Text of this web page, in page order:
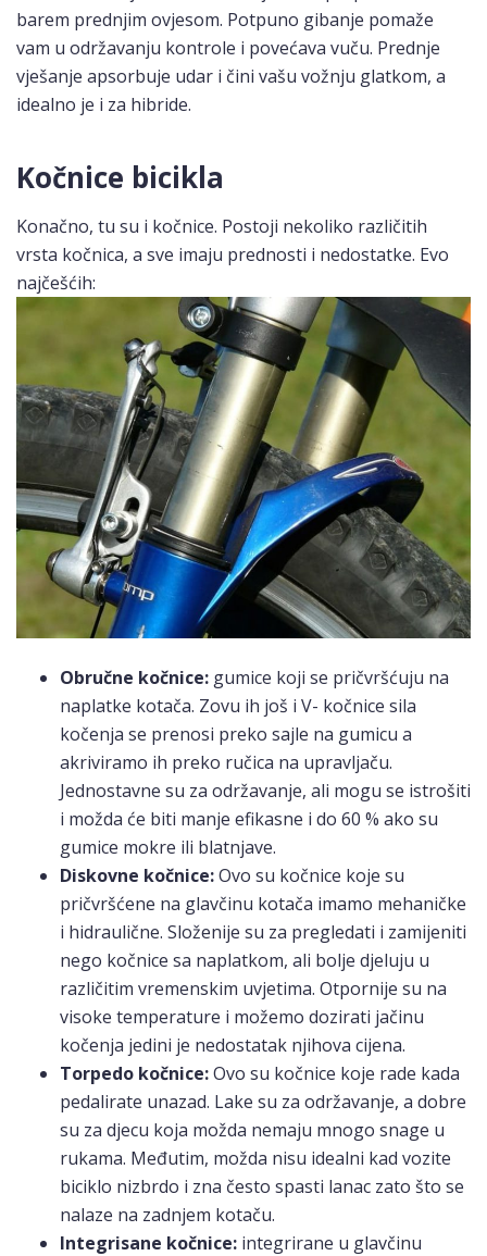
barem prednjim ovjesom. Potpuno gibanje pomaže
vam u održavanju kontrole i povećava vuču. Prednje
vješanje apsorbuje udar i čini vašu vožnju glatkom, a
idealno je i za hibride.
Kočnice bicikla
Konačno, tu su i kočnice. Postoji nekoliko različitih
vrsta kočnica, a sve imaju prednosti i nedostatke. Evo
najčešćih:
Obručne kočnice: gumice koji se pričvršćuju na
naplatke kotača. Zovu ih još i V- kočnice sila
kočenja se prenosi preko sajle na gumicu a
akriviramo ih preko ručica na upravljaču.
Jednostavne su za održavanje, ali mogu se istrošiti
i možda će biti manje efikasne i do 60 % ako su
gumice mokre ili blatnjave.
Diskovne kočnice:Ovo su kočnice koje su
pričvršćene na glavčinu kotača imamo mehaničke
i hidraulične. Složenije su za pregledati i zamijeniti
nego kočnice sa naplatkom, ali bolje djeluju u
različitim vremenskim uvjetima. Otpornije su na
visoke temperature i možemo dozirati jačinu
kočenja jedini je nedostatak njihova cijena.
Torpedo kočnice:Ovo su kočnice koje rade kada
pedalirate unazad. Lake su za održavanje, a dobre
su za djecu koja možda nemaju mnogo snage u
rukama. Međutim, možda nisu idealni kad vozite
biciklo nizbrdo i zna često spasti lanac zato što se
nalaze na zadnjem kotaču.
Integrisane kočnice: integrirane u glavčinu